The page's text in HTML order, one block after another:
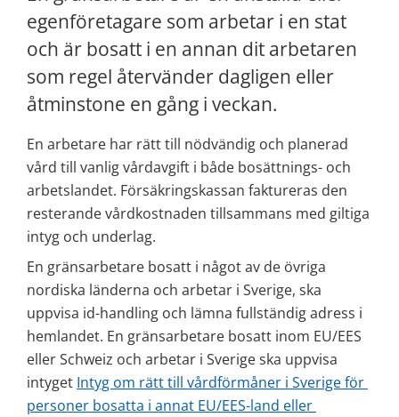
egenföretagare som arbetar i en stat
och är bosatt i en annan dit arbetaren
som regel återvänder dagligen eller
åtminstone en gång i veckan.
En arbetare har rätt till nödvändig och planerad
vård till vanlig vårdavgift i både bosättnings- och
arbetslandet. Försäkringskassan faktureras den
resterande vårdkostnaden tillsammans med giltiga
intyg och underlag.
En gränsarbetare bosatt i något av de övriga
nordiska länderna och arbetar i Sverige, ska
uppvisa id-handling och lämna fullständig adress i
hemlandet. En gränsarbetare bosatt inom EU/EES
eller Schweiz och arbetar i Sverige ska uppvisa
intyget Intyg om rätt till vårdförmåner i Sverige för
personer bosatta i annat EU/EES-land eller